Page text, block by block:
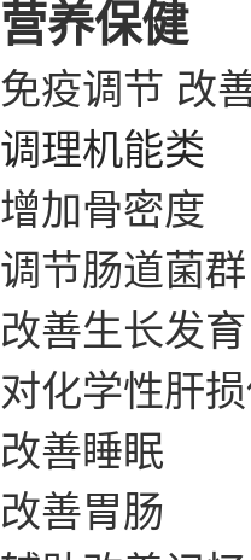
营养保健
免疫调节 改
调理机能类
增加骨密度
调节肠道菌群
改善生长发育
对化学性肝
改善睡眠
改善胃肠